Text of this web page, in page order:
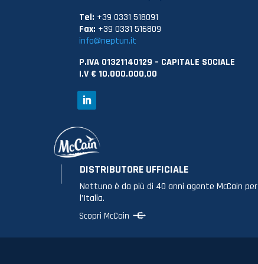
Tel: +39 0331 518091
Fax: +39 0331 516809
info@neptun.it
P.IVA 01321140129 – CAPITALE SOCIALE
I.V € 10.000.000,00
DISTRIBUTORE UFFICIALE
Nettuno è da più di 40 anni agente McCain per
l’Italia.
Scopri McCain